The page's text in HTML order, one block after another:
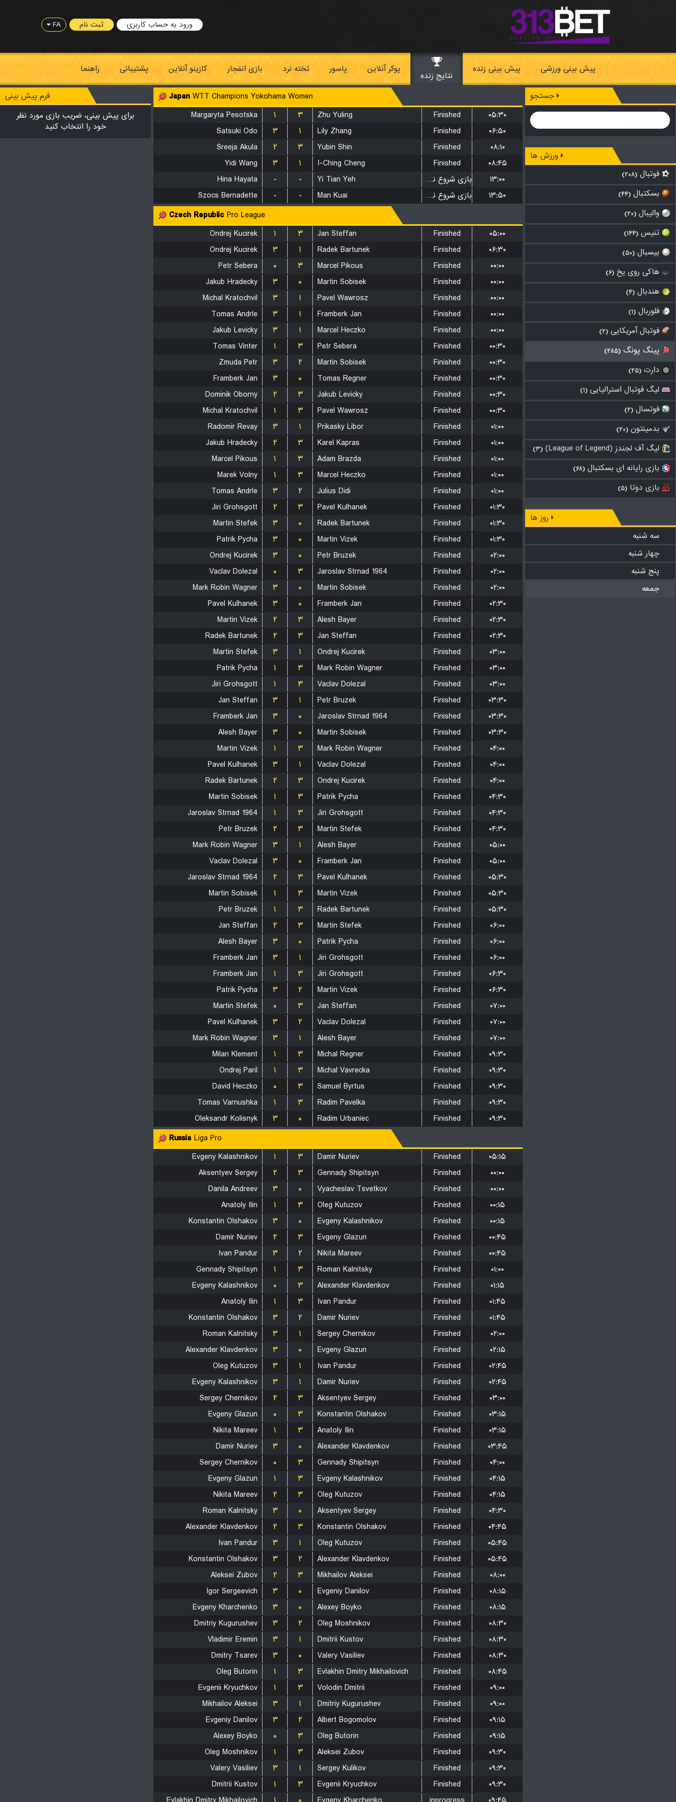
ورود به حساب کاربری ثبت نام FA
پیش بینی ورزشی پیش بینی زنده
نتایج زنده
پوکر آنلاین پاسور تخته نرد بازی انفجار کازینو آنلاین پشتیبانی راهنما
جستجو
ورزش ها
فوتبال (۲۰۸)
بسکتبال (۴۴)
والیبال (۲۰)
تنیس (۱۴۴)
بیسبال (۵۰)
هاکی روی یخ (۶)
هندبال (۴)
فلوربال (۱)
فوتبال آمریکایی (۲)
پینگ پونگ (۲۸۵)
دارت (۲۵)
لیگ فوتبال استرالیایی (۱)
فوتسال (۲)
بدمینتون (۲۰)
لیگ آف لجندز (League of Legend) (۳)
بازی رایانه ای بسکتبال (۶۸)
بازی دوتا (۵)
روز ها
سه شنبه
چهار شنبه
پنج شنبه
جمعه
Japan WTT Champions Yokohama Women
Margaryta Pesotska
۱ ۳ Zhu Yuling Finished
۰۵:۳۰
Satsuki Odo
۳ ۱ Lily Zhang Finished
۰۶:۵۰
Sreeja Akula
۲ ۳ Yubin Shin Finished
۰۸:۱۰
Yidi Wang
۳ ۱ I-Ching Cheng Finished
۰۸:۴۵
Hina Hayata
- - Yi Tian Yeh بازی شروع نشده است
۱۳:۰۰
Szocs Bernadette
- - Man Kuai بازی شروع نشده است
۱۳:۵۰
Czech Republic Pro League
Ondrej Kucirek
۱ ۳ Jan Steffan Finished
۰۵:۰۰
Ondrej Kucirek
۳ ۱ Radek Bartunek Finished
۰۶:۳۰
Petr Sebera
۰ ۳ Marcel Pikous Finished
۰۰:۰۰
Jakub Hradecky
۳ ۰ Martin Sobisek Finished
۰۰:۰۰
Michal Kratochvil
۳ ۱ Pavel Wawrosz Finished
۰۰:۰۰
Tomas Andrle
۳ ۱ Framberk Jan Finished
۰۰:۰۰
Jakub Levicky
۳ ۱ Marcel Heczko Finished
۰۰:۰۰
Tomas Vinter
۱ ۳ Petr Sebera Finished
۰۰:۳۰
Zmuda Petr
۳ ۲ Martin Sobisek Finished
۰۰:۳۰
Framberk Jan
۳ ۰ Tomas Regner Finished
۰۰:۳۰
Dominik Oborny
۲ ۳ Jakub Levicky Finished
۰۰:۳۰
Michal Kratochvil
۱ ۳ Pavel Wawrosz Finished
۰۰:۳۰
Radomir Revay
۳ ۱ Prikasky Libor Finished
۰۱:۰۰
Jakub Hradecky
۲ ۳ Karel Kapras Finished
۰۱:۰۰
Marcel Pikous
۱ ۳ Adam Brazda Finished
۰۱:۰۰
Marek Volny
۱ ۳ Marcel Heczko Finished
۰۱:۰۰
Tomas Andrle
۳ ۲ Julius Didi Finished
۰۱:۰۰
Jiri Grohsgott
۲ ۳ Pavel Kulhanek Finished
۰۱:۳۰
Martin Stefek
۳ ۰ Radek Bartunek Finished
۰۱:۳۰
Patrik Pycha
۳ ۰ Martin Vizek Finished
۰۱:۳۰
Ondrej Kucirek
۳ ۰ Petr Bruzek Finished
۰۲:۰۰
Vaclav Dolezal
۰ ۳ Jaroslav Strnad 1964 Finished
۰۲:۰۰
Mark Robin Wagner
۳ ۰ Martin Sobisek Finished
۰۲:۰۰
Pavel Kulhanek
۳ ۰ Framberk Jan Finished
۰۲:۳۰
Martin Vizek
۲ ۳ Alesh Bayer Finished
۰۲:۳۰
Radek Bartunek
۲ ۳ Jan Steffan Finished
۰۲:۳۰
Martin Stefek
۳ ۱ Ondrej Kucirek Finished
۰۳:۰۰
Patrik Pycha
۱ ۳ Mark Robin Wagner Finished
۰۳:۰۰
Jiri Grohsgott
۱ ۳ Vaclav Dolezal Finished
۰۳:۰۰
Jan Steffan
۳ ۱ Petr Bruzek Finished
۰۳:۳۰
Framberk Jan
۳ ۰ Jaroslav Strnad 1964 Finished
۰۳:۳۰
Alesh Bayer
۳ ۰ Martin Sobisek Finished
۰۳:۳۰
Martin Vizek
۱ ۳ Mark Robin Wagner Finished
۰۴:۰۰
Pavel Kulhanek
۳ ۱ Vaclav Dolezal Finished
۰۴:۰۰
Radek Bartunek
۲ ۳ Ondrej Kucirek Finished
۰۴:۰۰
Martin Sobisek
۱ ۳ Patrik Pycha Finished
۰۴:۳۰
Jaroslav Strnad 1964
۱ ۳ Jiri Grohsgott Finished
۰۴:۳۰
Petr Bruzek
۲ ۳ Martin Stefek Finished
۰۴:۳۰
Mark Robin Wagner
۳ ۱ Alesh Bayer Finished
۰۵:۰۰
Vaclav Dolezal
۳ ۰ Framberk Jan Finished
۰۵:۰۰
Jaroslav Strnad 1964
۲ ۳ Pavel Kulhanek Finished
۰۵:۳۰
Martin Sobisek
۱ ۳ Martin Vizek Finished
۰۵:۳۰
Petr Bruzek
۱ ۳ Radek Bartunek Finished
۰۵:۳۰
Jan Steffan
۲ ۳ Martin Stefek Finished
۰۶:۰۰
Alesh Bayer
۳ ۰ Patrik Pycha Finished
۰۶:۰۰
Framberk Jan
۳ ۱ Jiri Grohsgott Finished
۰۶:۰۰
Framberk Jan
۱ ۳ Jiri Grohsgott Finished
۰۶:۳۰
Patrik Pycha
۳ ۲ Martin Vizek Finished
۰۶:۳۰
Martin Stefek
۰ ۳ Jan Steffan Finished
۰۷:۰۰
Pavel Kulhanek
۳ ۲ Vaclav Dolezal Finished
۰۷:۰۰
Mark Robin Wagner
۳ ۱ Alesh Bayer Finished
۰۷:۰۰
Milan Klement
۱ ۳ Michal Regner Finished
۰۹:۳۰
Ondrej Paril
۱ ۳ Michal Vavrecka Finished
۰۹:۳۰
David Heczko
۰ ۳ Samuel Byrtus Finished
۰۹:۳۰
Tomas Varnushka
۱ ۳ Radim Pavelka Finished
۰۹:۳۰
Oleksandr Kolisnyk
۳ ۰ Radim Urbaniec Finished
۰۹:۳۰
Russia Liga Pro
Evgeny Kalashnikov
۱ ۳ Damir Nuriev Finished
۰۵:۱۵
Aksentyev Sergey
۲ ۳ Gennady Shipitsyn Finished
۰۰:۰۰
Danila Andreev
۳ ۰ Vyacheslav Tsvetkov Finished
۰۰:۰۰
Anatoly Ilin
۱ ۳ Oleg Kutuzov Finished
۰۰:۱۵
Konstantin Olshakov
۳ ۰ Evgeny Kalashnikov Finished
۰۰:۱۵
Damir Nuriev
۲ ۳ Evgeny Glazun Finished
۰۰:۴۵
Ivan Pandur
۳ ۲ Nikita Mareev Finished
۰۰:۴۵
Gennady Shipitsyn
۱ ۳ Roman Kalnitsky Finished
۰۱:۰۰
Evgeny Kalashnikov
۰ ۳ Alexander Klavdenkov Finished
۰۱:۱۵
Anatoly Ilin
۱ ۳ Ivan Pandur Finished
۰۱:۴۵
Konstantin Olshakov
۳ ۲ Damir Nuriev Finished
۰۱:۴۵
Roman Kalnitsky
۳ ۱ Sergey Chernikov Finished
۰۲:۰۰
Alexander Klavdenkov
۳ ۰ Evgeny Glazun Finished
۰۲:۱۵
Oleg Kutuzov
۳ ۱ Ivan Pandur Finished
۰۲:۴۵
Evgeny Kalashnikov
۳ ۱ Damir Nuriev Finished
۰۲:۴۵
Sergey Chernikov
۲ ۳ Aksentyev Sergey Finished
۰۳:۰۰
Evgeny Glazun
۰ ۳ Konstantin Olshakov Finished
۰۳:۱۵
Nikita Mareev
۱ ۳ Anatoly Ilin Finished
۰۳:۱۵
Damir Nuriev
۳ ۰ Alexander Klavdenkov Finished
۰۳:۴۵
Sergey Chernikov
۰ ۳ Gennady Shipitsyn Finished
۰۴:۰۰
Evgeny Glazun
۱ ۳ Evgeny Kalashnikov Finished
۰۴:۱۵
Nikita Mareev
۲ ۳ Oleg Kutuzov Finished
۰۴:۱۵
Roman Kalnitsky
۳ ۰ Aksentyev Sergey Finished
۰۴:۳۰
Alexander Klavdenkov
۲ ۳ Konstantin Olshakov Finished
۰۴:۴۵
Ivan Pandur
۳ ۱ Oleg Kutuzov Finished
۰۵:۴۵
Konstantin Olshakov
۳ ۲ Alexander Klavdenkov Finished
۰۵:۴۵
Aleksei Zubov
۲ ۳ Mikhailov Aleksei Finished
۰۸:۰۰
Igor Sergeevich
۳ ۰ Evgeniy Danilov Finished
۰۸:۱۵
Evgeny Kharchenko
۳ ۰ Alexey Boyko Finished
۰۸:۱۵
Dmitriy Kugurushev
۳ ۲ Oleg Moshnikov Finished
۰۸:۳۰
Vladimir Eremin
۳ ۱ Dmitrii Kustov Finished
۰۸:۳۰
Dmitry Tsarev
۳ ۰ Valery Vasiliev Finished
۰۸:۳۰
Oleg Butorin
۱ ۳ Evlakhin Dmitry Mikhailovich Finished
۰۸:۴۵
Evgenii Kryuchkov
۱ ۳ Volodin Dmitrii Finished
۰۹:۰۰
Mikhailov Aleksei
۳ ۱ Dmitriy Kugurushev Finished
۰۹:۰۰
Evgeniy Danilov
۳ ۲ Albert Bogomolov Finished
۰۹:۱۵
Alexey Boyko
۰ ۳ Oleg Butorin Finished
۰۹:۱۵
Oleg Moshnikov
۱ ۳ Aleksei Zubov Finished
۰۹:۳۰
Valery Vasiliev
۳ ۱ Sergey Kulikov Finished
۰۹:۳۰
Dmitrii Kustov
۱ ۳ Evgenii Kryuchkov Finished
۰۹:۳۰
فرم پیش بینی
برای پیش بینی، ضریب بازی مورد نظر
خود را انتخاب کنید